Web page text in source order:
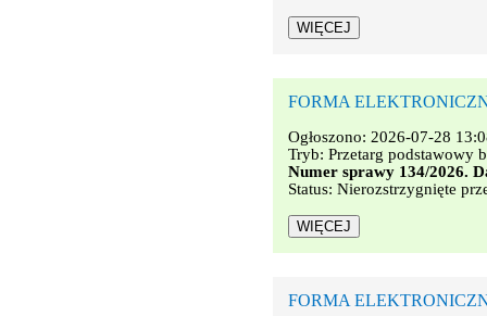
FORMA
Ogłoszono: 2026-07-28
Tryb: Przetarg podstawowy
Numer sprawy 134/2026.
Status: Nierozstrzygnięte
FORMA